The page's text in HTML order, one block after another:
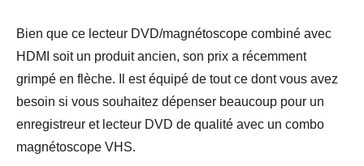
Bien que ce lecteur DVD/magnétoscope combiné avec
HDMI soit un produit ancien, son prix a récemment
grimpé en flèche. Il est équipé de tout ce dont vous avez
besoin si vous souhaitez dépenser beaucoup pour un
enregistreur et lecteur DVD de qualité avec un combo
magnétoscope VHS.